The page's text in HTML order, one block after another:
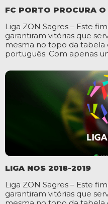
FC PORTO PROCURA O
Liga ZON Sagres – Este
garantiram vitórias que
mesma no topo da tabela
português. Com apenas
LIGA NOS 2018-2019
Liga ZON Sagres – Este
garantiram vitórias que